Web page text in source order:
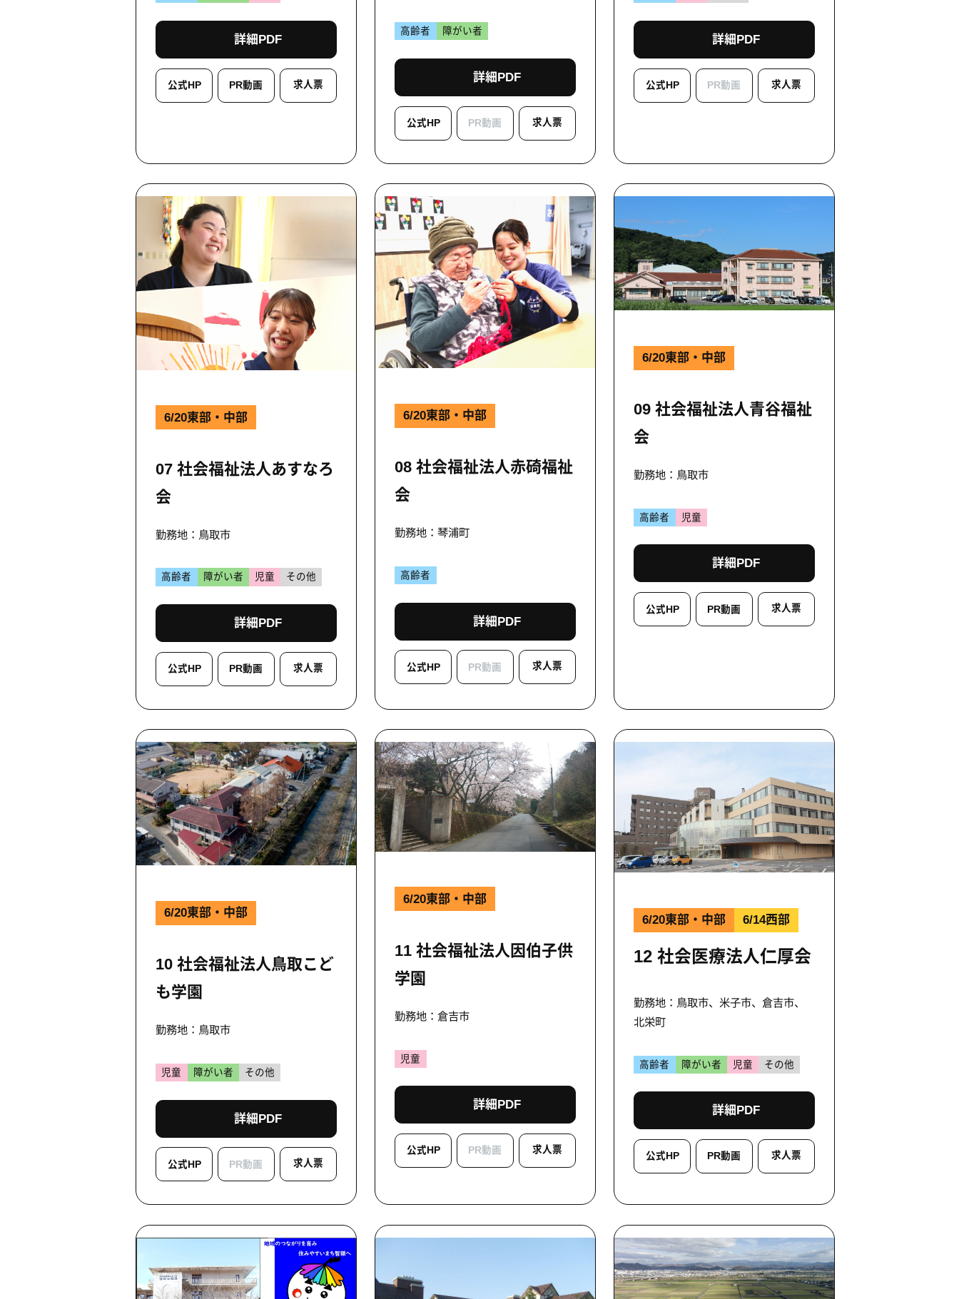
詳細PDF
公式HP PR動画 求人票
高齢者 障がい者
詳細PDF
公式HP PR動画 求人票
詳細PDF
公式HP PR動画 求人票
6/20東部・中部
07 社会福祉法人あすなろ
会
勤務地：鳥取市
高齢者 障がい者 児童 その他
詳細PDF
公式HP PR動画 求人票
6/20東部・中部
08 社会福祉法人赤碕福祉
会
勤務地：琴浦町
高齢者
詳細PDF
公式HP PR動画 求人票
6/20東部・中部
09 社会福祉法人青谷福祉
会
勤務地：鳥取市
高齢者 児童
詳細PDF
公式HP PR動画 求人票
6/20東部・中部
10 社会福祉法人鳥取こど
も学園
勤務地：鳥取市
児童 障がい者 その他
詳細PDF
公式HP PR動画 求人票
6/20東部・中部
11 社会福祉法人因伯子供
学園
勤務地：倉吉市
児童
詳細PDF
公式HP PR動画 求人票
6/20東部・中部 6/14西部
12 社会医療法人仁厚会
勤務地：鳥取市、米子市、倉吉市、
北栄町
高齢者 障がい者 児童 その他
詳細PDF
公式HP PR動画 求人票